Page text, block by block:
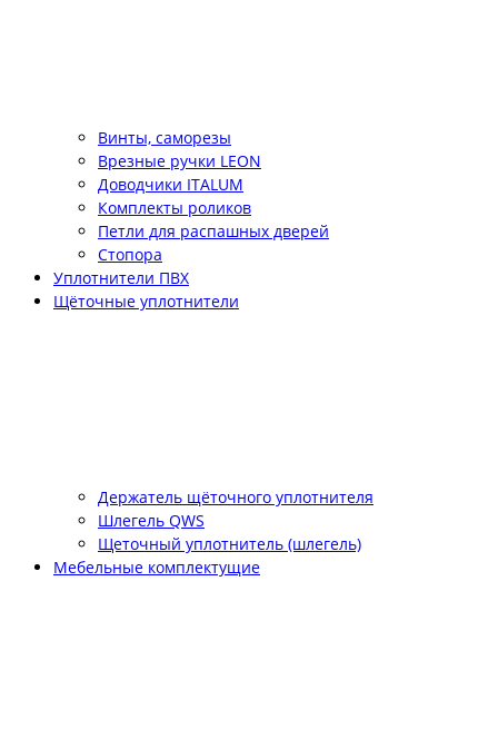
Винты, саморезы
Врезные ручки LEON
Доводчики ITALUM
Комплекты роликов
Петли для распашных дверей
Стопора
Уплотнители ПВХ
Щёточные уплотнители
Держатель щёточного уплотнителя
Шлегель QWS
Щеточный уплотнитель (шлегель)
Мебельные комплектущие